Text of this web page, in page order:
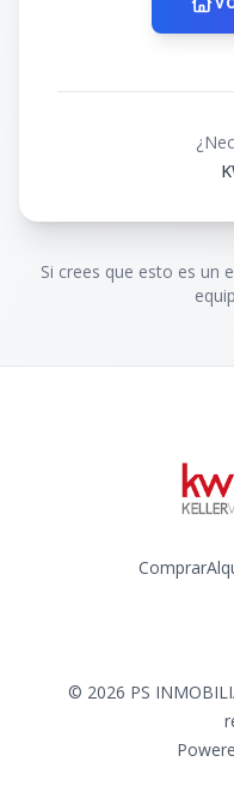
Si crees que esto es un
Comprar
© 2026 PS